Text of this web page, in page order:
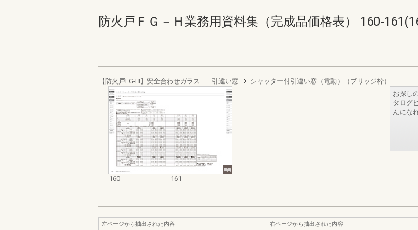
防火戸ＦＧ－Ｈ業務用資料集（完成品価格表） 160-
【防火戸FG-H】安全合わせガラス 引違い窓 シャッター付引違い窓（電動）（ブリッジ枠）
160 161
お探し
タログ
んにな
左ページから抽出された内容
右ページから抽出された内容